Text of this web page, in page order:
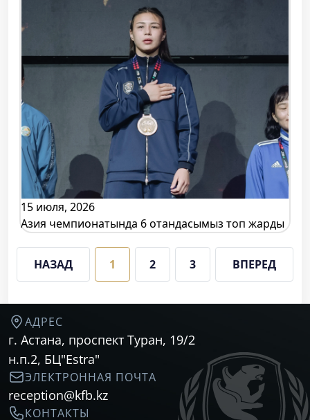
15 июля, 2026
Азия чемпионатында 6 отандасымыз топ жарды
НАЗАД 1 2 3 ВПЕРЕД
АДРЕС
г. Астана, проспект Туран, 19/2
н.п.2, БЦ"Estra"
ЭЛЕКТРОННАЯ ПОЧТА
reception@kfb.kz
КОНТАКТЫ